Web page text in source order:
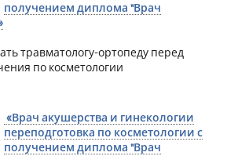
получением диплома "Врач
травматологу-ортопеду перед
по косметологии
«Врач акушерства и гинекологии
переподготовка по косметологии с
получением диплома "Врач